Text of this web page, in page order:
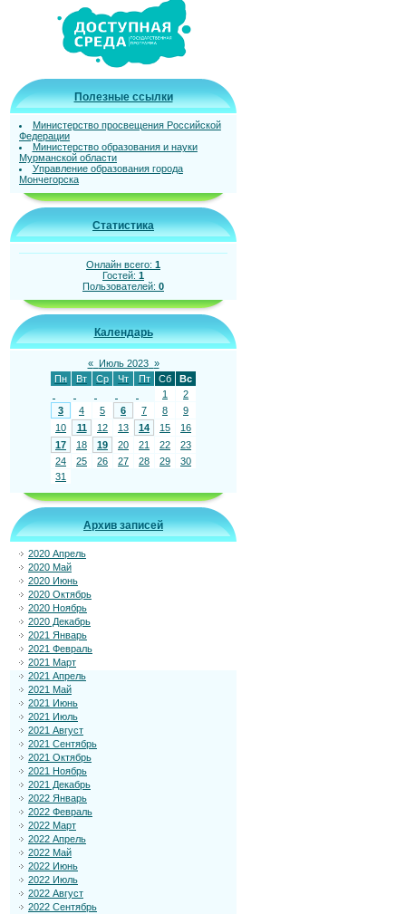
Полезные ссылки
Министерство просвещения Российской
Федерации
Министерство образования и науки
Мурманской области
Управление образования города
Мончегорска
Статистика
Онлайн всего: 1
Гостей: 1
Пользователей: 0
Календарь
« Июль 2023 »
Пн
Вт Ср Чт Пт Сб
Вс
1
2
3
4 5 6 7 8
9
10
11 12 13 14 15
16
17
18 19 20 21 22
23
24
25 26 27 28 29
30
31
Архив записей
2020 Апрель
2020 Май
2020 Июнь
2020 Октябрь
2020 Ноябрь
2020 Декабрь
2021 Январь
2021 Февраль
2021 Март
2021 Апрель
2021 Май
2021 Июнь
2021 Июль
2021 Август
2021 Сентябрь
2021 Октябрь
2021 Ноябрь
2021 Декабрь
2022 Январь
2022 Февраль
2022 Март
2022 Апрель
2022 Май
2022 Июнь
2022 Июль
2022 Август
2022 Сентябрь